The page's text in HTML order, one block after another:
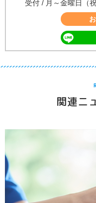
受付 / 月～金曜日（
関連ニ